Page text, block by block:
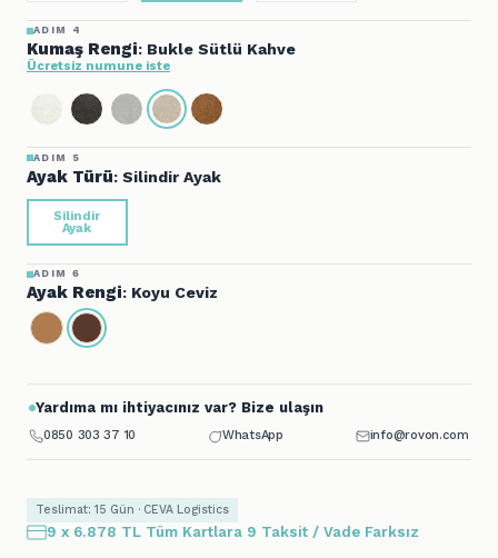
ADIM 4
Kumaş Rengi: Bukle Sütlü Kahve
Ücretsiz numune iste
ADIM 5
Ayak Türü: Silindir Ayak
Silindir
Ayak
ADIM 6
Ayak Rengi: Koyu Ceviz
Yardıma mı ihtiyacınız var? Bize ulaşın
0850 303 37 10 WhatsApp info@rovon.com
Teslimat: 15 Gün · CEVA Logistics
9 x 6.878 TL Tüm Kartlara 9 Taksit / Vade Farksız